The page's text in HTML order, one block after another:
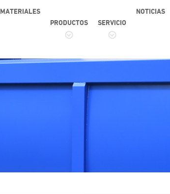
MATERIALES
PRODUCTOS
SERVICIO
NOTICIAS